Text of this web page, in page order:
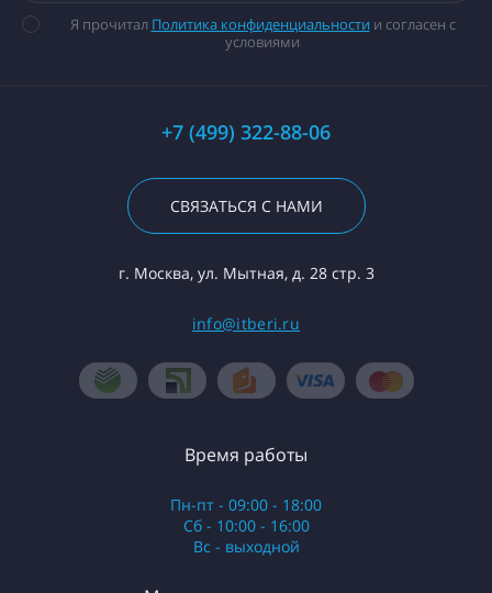
Я прочитал Политика конфиденциальности и согласен с
условиями
+7 (499) 322-88-06
СВЯЗАТЬСЯ С НАМИ
г. Москва, ул. Мытная, д. 28 стр. 3
info@itberi.ru
Время работы
Пн-пт - 09:00 - 18:00
Сб - 10:00 - 16:00
Вс - выходной